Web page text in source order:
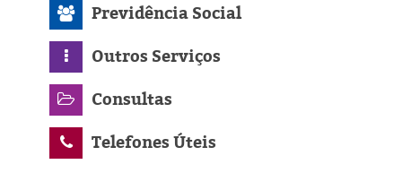
Previdência Social
Outros Serviços
Consultas
Telefones Úteis